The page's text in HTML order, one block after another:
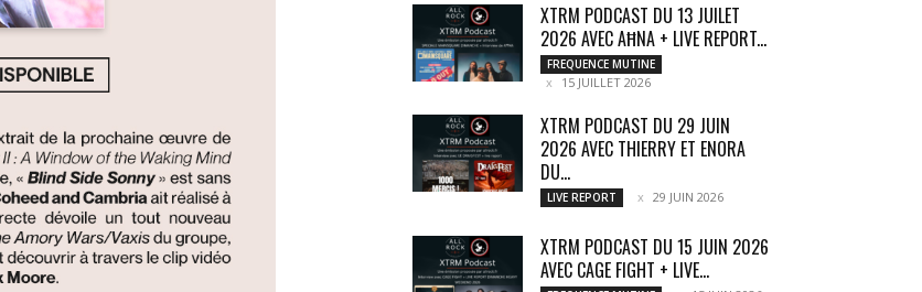
XTRM PODCAST DU 13 JUILET
2026 AVEC AĦNA + LIVE REPORT...
FREQUENCE MUTINE
15 JUILLET 2026
XTRM PODCAST DU 29 JUIN
2026 AVEC THIERRY ET ENORA
DU...
LIVE REPORT 29 JUIN 2026
XTRM PODCAST DU 15 JUIN 2026
AVEC CAGE FIGHT + LIVE...